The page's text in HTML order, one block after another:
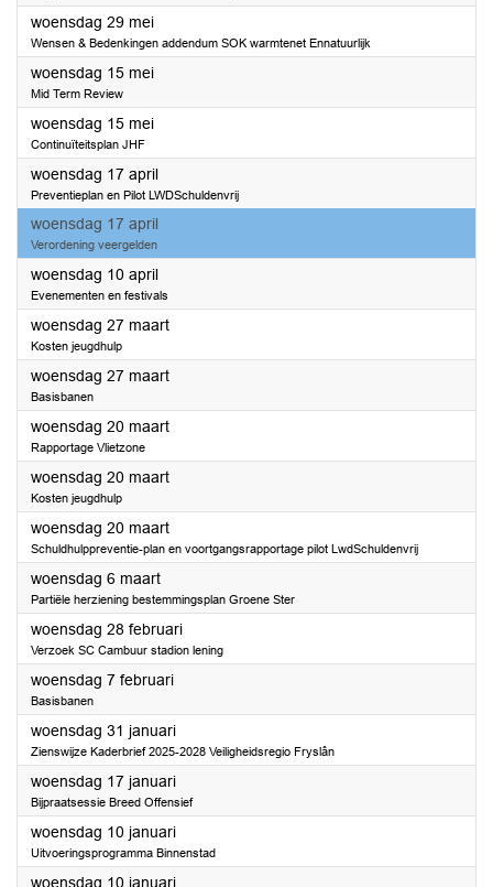
woensdag 29 mei2024
Wensen & Bedenkingen addendum SOK warmtenet Ennatuurlijk
woensdag 15 mei2024
Mid Term Review
woensdag 15 mei2024
Continuïteitsplan JHF
woensdag 17 april2024
Preventieplan en Pilot LWDSchuldenvrij
woensdag 17 april
Verordening veergelden
woensdag 10 april2024
Evenementen en festivals
woensdag 27 maart2024
Kosten jeugdhulp
woensdag 27 maart2024
Basisbanen
woensdag 20 maart2024
Rapportage Vlietzone
woensdag 20 maart2024
Kosten jeugdhulp
woensdag 20 maart2024
Schuldhulppreventie-plan en voortgangsrapportage pilot LwdSchuldenvrij
woensdag 6 maart2024
Partiële herziening bestemmingsplan Groene Ster
woensdag 28 februari2024
Verzoek SC Cambuur stadion lening
woensdag 7 februari2024
Basisbanen
woensdag 31 januari2024
Zienswijze Kaderbrief 2025-2028 Veiligheidsregio Fryslân
woensdag 17 januari2024
Bijpraatsessie Breed Offensief
woensdag 10 januari2024
Uitvoeringsprogramma Binnenstad
woensdag 10 januari2024